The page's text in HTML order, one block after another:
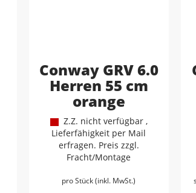
Conway GRV 6.0
Herren 55 cm
orange
Z.Z. nicht verfügbar ,
Lieferfähigkeit per Mail
erfragen. Preis zzgl.
Fracht/Montage
pro Stück (inkl. MwSt.)